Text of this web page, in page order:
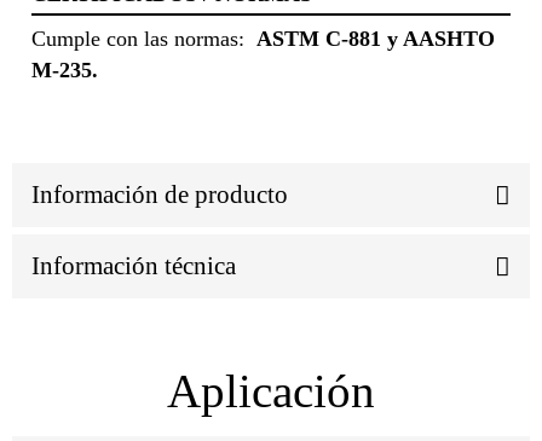
Cumple con las normas: ASTM C-881 y AASHTO
M-235.
Información de producto
Información técnica
Aplicación